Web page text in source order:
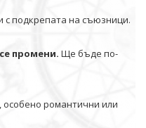
подкрепата на съюзници.
промени. Ще бъде по-
особено романтични или